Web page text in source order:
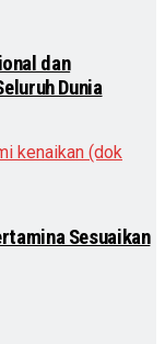
dan
Dunia
Sesuaikan